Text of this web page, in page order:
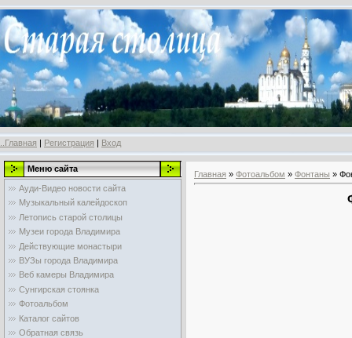
..Главная | Регистрация | Вход
Меню сайта
Ауди-Видео новости сайта
Музыкальный калейдоскоп
Летопись старой столицы
Музеи города Владимира
Действующие монастыри
ВУЗы города Владимира
Веб камеры Владимира
Сунгирская стоянка
Фотоальбом
Каталог сайтов
Обратная связь
Главная » Фотоальбом » Фонтаны »